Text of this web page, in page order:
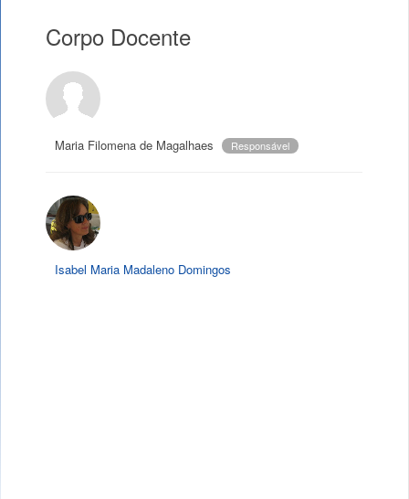
Corpo Docente
Maria Filomena de Magalhaes Responsável
Isabel Maria Madaleno Domingos